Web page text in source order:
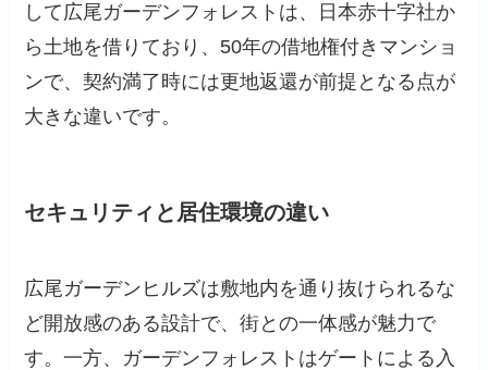
して広尾ガーデンフォレストは、日本赤十字社か
ら土地を借りており、50年の借地権付きマンショ
ンで、契約満了時には更地返還が前提となる点が
大きな違いです。
セキュリティと居住環境の違い
広尾ガーデンヒルズは敷地内を通り抜けられるな
ど開放感のある設計で、街との一体感が魅力で
す。一方、ガーデンフォレストはゲートによる入